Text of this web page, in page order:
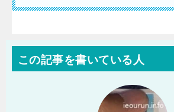
この記事を書いている人